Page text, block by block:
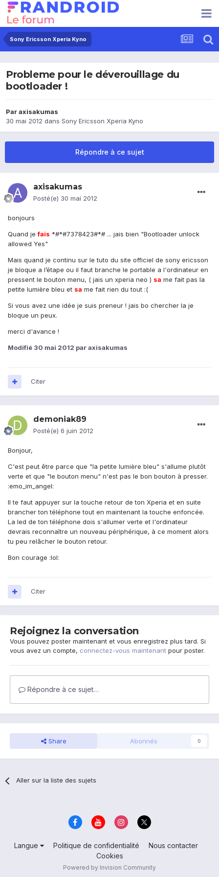
Sony Ericsson Xperia Kyno
Probleme pour le déverouillage du
bootloader !
Paraxisakumas
30 mai 2012 dans Sony Ericsson Xperia Kyno
Répondre à ce sujet
axisakumas
Posté(e) 30 mai 2012
bonjours
Quand jefais *#*#7378423#*# ... jais bien "Bootloader unlock
allowed Yes"
Mais quand je continu sur le tuto du site officiel de sony ericsson
je bloque a l’étape ou il faut branche le portable a l'ordinateur en
pressent le bouton menu, ( jais un xperia neo ) sa me fait pas la
petite lumière bleu et sa me fait rien du tout :(
Si vous avez une idée je suis preneur ! jais bo chercher la je
bloque un peux.
merci d'avance !
Modifié 30 mai 2012 par axisakumas
Citer
demoniak89
Posté(e) 6 juin 2012
Bonjour,
C'est peut être parce que "la petite lumière bleu" s'allume plutôt
verte et que "le bouton menu" n'est pas le bon bouton à presser.
:emo_im_angel:
Il te faut appuyer sur la touche retour de ton Xperia et en suite
brancher ton téléphone tout en maintenant la touche enfoncée.
La led de ton téléphone dois s'allumer verte et l'ordinateur
devrais reconnaître un nouveau périphérique, à ce moment alors
tu peu relâcher le bouton retour.
Bon courage :lol:
Citer
Rejoignez la conversation
Vous pouvez poster maintenant et vous enregistrez plus tard. Si
vous avez un compte, connectez-vous maintenant pour poster.
Répondre à ce sujet…
Share Abonnés 0
Aller sur la liste des sujets
Langue Politique de confidentialité
Nous contacter
Cookies
Powered by Invision Community